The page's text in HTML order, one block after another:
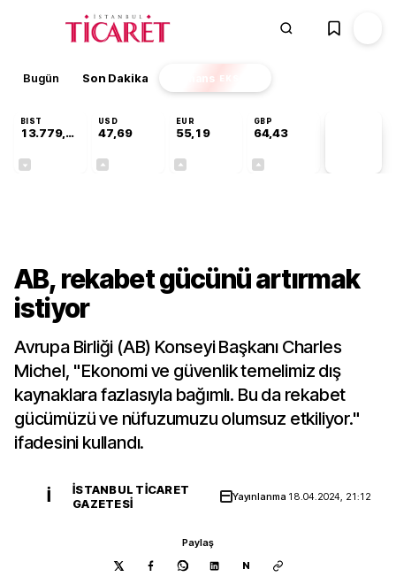
Bugün Son Dakika Finans EKSTRA
BIST
13.779,39
USD
47,69
EUR
55,19
GBP
64,43
AB, rekabet gücünü artırmak
istiyor
Avrupa Birliği (AB) Konseyi Başkanı Charles
Michel, "Ekonomi ve güvenlik temelimiz dış
kaynaklara fazlasıyla bağımlı. Bu da rekabet
gücümüzü ve nüfuzumuzu olumsuz etkiliyor."
ifadesini kullandı.
İ
İSTANBUL TICARET
GAZETESI
Yayınlanma 18.04.2024, 21:12
Paylaş
N